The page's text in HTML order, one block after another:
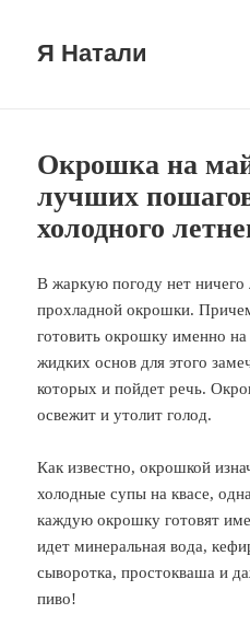
Я Натали
Окрошка на
лучших
холодного
В жаркую погоду нет
прохладной окрошки.
готовить окрошку именно на
жидких основ для этого
которых и пойдет речь.
освежит и утолит голод.
Как известно, окрошкой
холодные супы на квасе,
каждую окрошку готовят
идет минеральная вода,
сыворотка, простокваша и
пиво!